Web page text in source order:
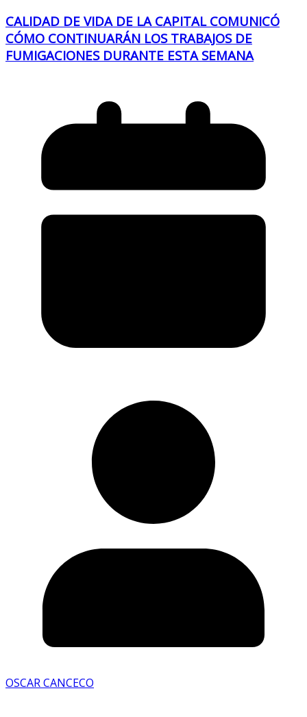
CALIDAD DE VIDA DE LA CAPITAL COMUNICÓ
CÓMO CONTINUARÁN LOS TRABAJOS DE
FUMIGACIONES DURANTE ESTA SEMANA
OSCAR CANCECO